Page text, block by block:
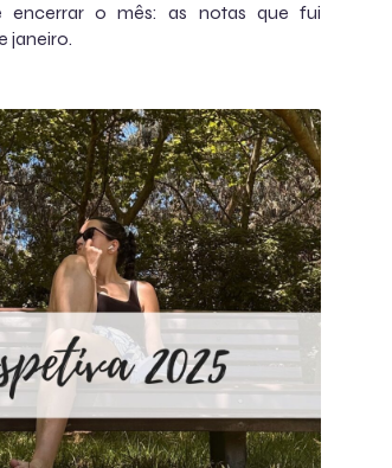
encerrar o mês: as notas que fui
janeiro.